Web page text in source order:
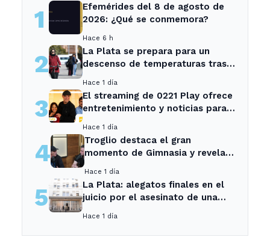
1
Efemérides del 8 de agosto de
2026: ¿Qué se conmemora?
Hace 6 h
2
La Plata se prepara para un
descenso de temperaturas tras
Hace 1 día
3
El streaming de 0221 Play ofrece
entretenimiento y noticias para
Ensenada.
Hace 1 día
4
Troglio destaca el gran
momento de Gimnasia y revela
Hace 1 día
5
La Plata: alegatos finales en el
juicio por el asesinato de una
Hace 1 día